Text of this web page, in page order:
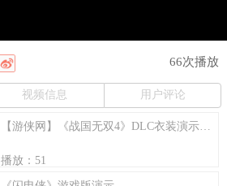
66次播放
视频信息
用户评论
【游侠网】《战国无双4》DLC衣装演示阿市
播放：51